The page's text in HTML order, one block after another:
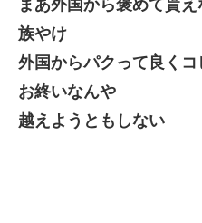
まあ外国から褒めて貰
族やけ
外国からパクって良く
お終いなんや
越えようともしない